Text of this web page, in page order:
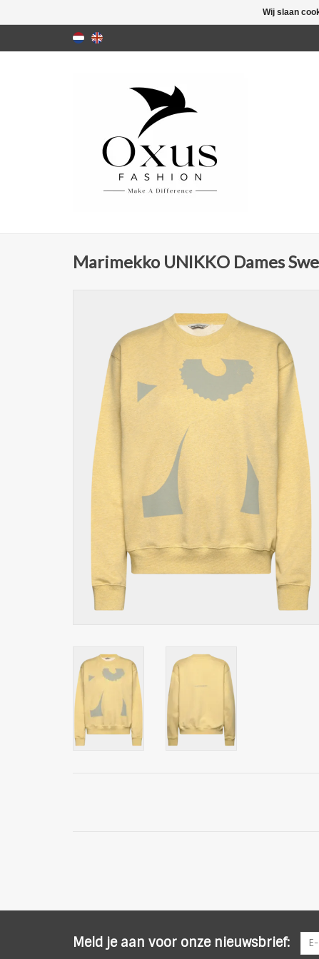
Marimekko UNIKKO Dames
Meld je aan voor onze nieuwsbrief:
Wij slaan